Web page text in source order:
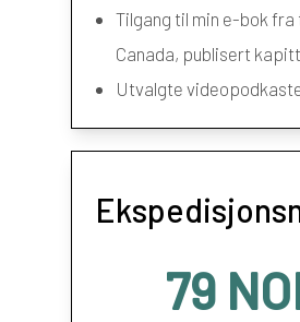
Tilgang til min e-bok fra
Canada, publisert
Utvalgte
79